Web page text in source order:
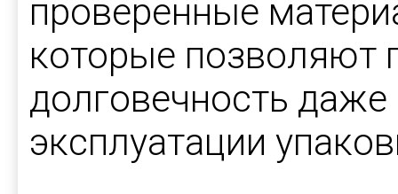
проверенные
которые позволяют
долговечность даже
эксплуатации